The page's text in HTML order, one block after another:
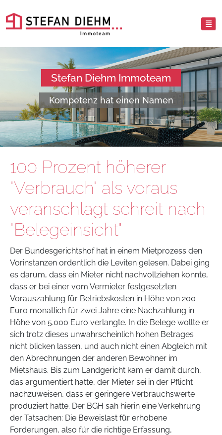
Stefan Diehm Immoteam
Kompetenz hat einen Namen
100 Prozent höherer
"Verbrauch" als voraus
veranschlagt schreit nach
"Belegeinsicht"
Der Bundesgerichtshof hat in einem Mietprozess den
Vorinstanzen ordentlich die Leviten gelesen. Dabei ging
es darum, dass ein Mieter nicht nachvollziehen konnte,
dass er bei einer vom Vermieter festgesetzten
Vorauszahlung für Betriebskosten in Höhe von 200
Euro monatlich für zwei Jahre eine Nachzahlung in
Höhe von 5.000 Euro verlangte. In die Belege wollte er
sich trotz dieses unwahrscheinlich hohen Betrages
nicht blicken lassen, und auch nicht einen Abgleich mit
den Abrechnungen der anderen Bewohner im
Mietshaus. Bis zum Landgericht kam er damit durch,
das argumentiert hatte, der Mieter sei in der Pflicht
nachzuweisen, dass er geringere Verbrauchswerte
produziert hatte. Der BGH sah hierin eine Verkehrung
der Tatsachen: Die Beweislast für erhobene
Forderungen, also für die richtige Erfassung,